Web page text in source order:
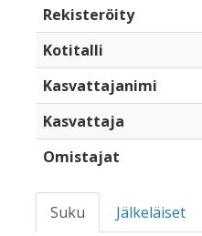
Rekisteröity
Kotitalli
Kasvattajanimi
Kasvattaja
Omistajat
Suku Jälkeläiset